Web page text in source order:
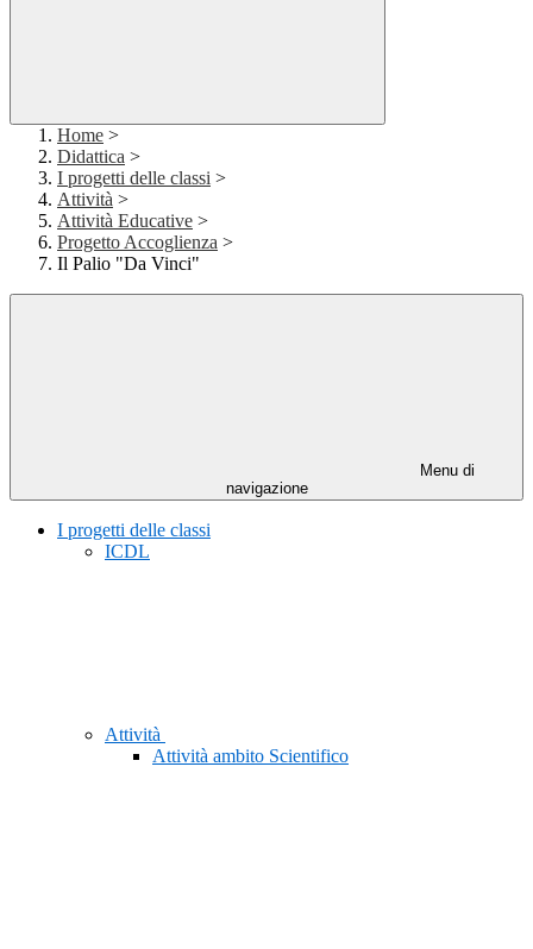
Home >
Didattica >
I progetti delle classi >
Attività >
Attività Educative >
Progetto Accoglienza >
Il Palio "Da Vinci"
Menu di
navigazione
I progetti delle classi
ICDL
Attività
Attività ambito Scientifico